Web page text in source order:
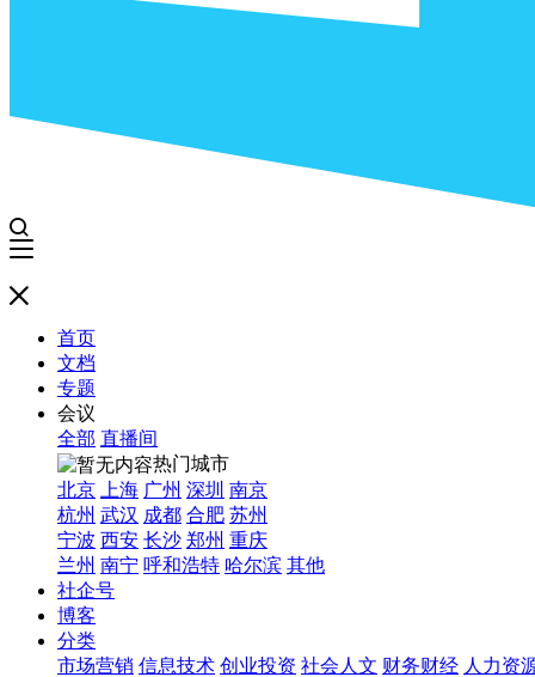
首页
文档
专题
会议
全部 直播间
热门城市
北京
上海 广州 深圳 南京
杭州 武汉 成都 合肥 苏州
宁波 西安 长沙 郑州 重庆
兰州 南宁 呼和浩特 哈尔滨 其他
社企号
博客
分类
市场营销 信息技术 创业投资 社会人文 财务财经 人力资